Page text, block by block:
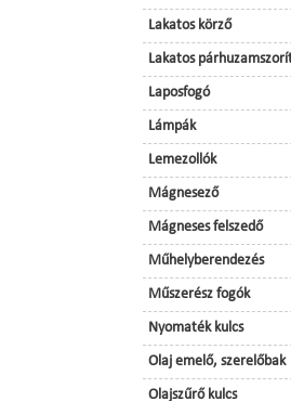
Lakatos körző
Lakatos
Laposfogó
Lámpák
Lemezollók
Mágnesező
Mágneses felszedő
Műhelyberendezés
Műszerész fogók
Nyomaték kulcs
Olaj emelő, szerelőbak
Olajszűrő kulcs